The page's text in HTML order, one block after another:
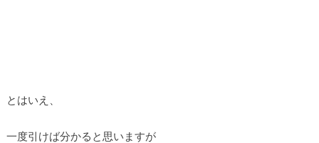
とはいえ、
一度引けば分かると思いますが